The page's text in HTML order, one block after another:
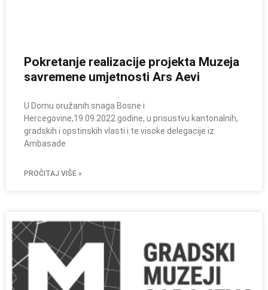
Pokretanje realizacije projekta Muzeja
savremene umjetnosti Ars Aevi
U Domu oružanih snaga Bosne i
Hercegovine,19.09.2022.godine, u prisustvu kantonalnih,
gradskih i opstinskih vlasti i te visoke delegacije iz
Ambasade
PROČITAJ VIŠE »